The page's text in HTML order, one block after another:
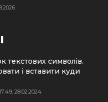
текстових символів.
і вставити куди
28.02.2024